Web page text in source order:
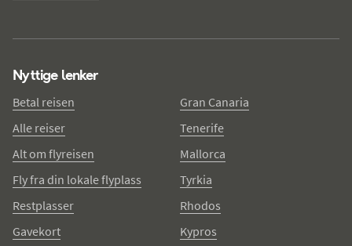
Nyttige lenker
Betal reisen
Alle reiser
Alt om flyreisen
Fly fra din lokale flyplass
Restplasser
Gavekort
Gran Canaria
Tenerife
Mallorca
Tyrkia
Rhodos
Kypros